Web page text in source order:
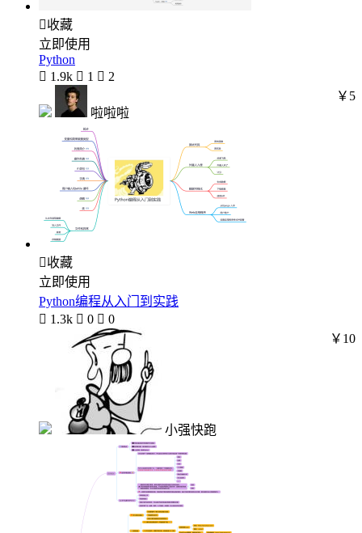
收藏
立即使用
Python
 1.9k  1  2
啦啦啦
￥5
收藏
立即使用
Python编程从入门到实践
 1.3k  0  0
小强快跑
￥10